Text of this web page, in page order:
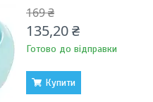
169 ₴
135,20 ₴
Готово до відправки
Купити